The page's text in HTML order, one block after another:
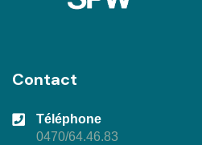
Contact
Téléphone
0470/64.46.83